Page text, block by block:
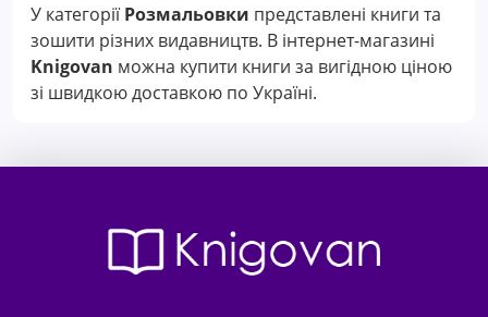
У категоріїРозмальовки представлені книги та
зошити різних видавництв. В інтернет-магазині
Knigovan можна купити книги за вигідною ціною
зі швидкою доставкою по Україні.